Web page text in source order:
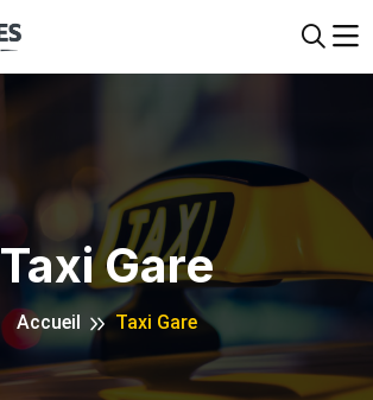
Taxi Gare
Accueil Taxi Gare